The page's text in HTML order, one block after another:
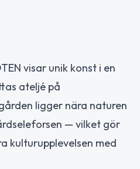
visar unik konst i en
ateljé på
ligger nära naturen
— vilket gör
kulturupplevelsen med